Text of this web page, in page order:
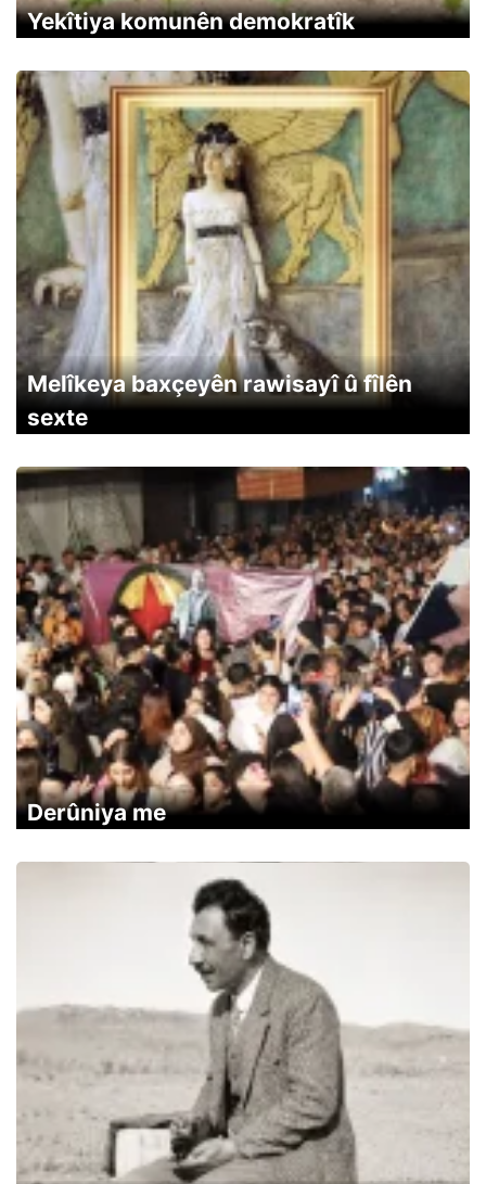
Yekîtiya komunên demokratîk
Melîkeya baxçeyên rawisayî û fîlên
sexte
Derûniya me